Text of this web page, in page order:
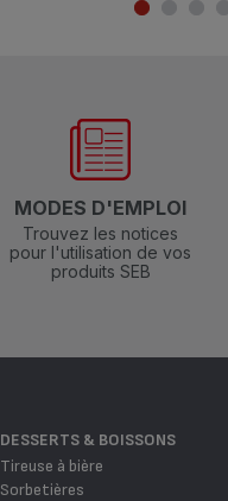
MODES D'EMPLOI
Trouvez les notices
pour l'utilisation de vos
produits SEB
DESSERTS & BOISSONS
Tireuse à bière
Sorbetières